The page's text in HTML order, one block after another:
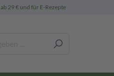
ab 29 € und für E-Rezepte